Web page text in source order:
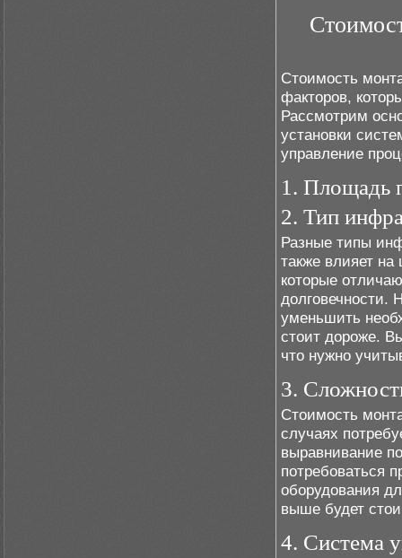
Стоимость
факторов,
Рассмотрим
установки
управление
1. Площадь
2. Тип
Разные типы
также влияет
которые
долговечности.
уменьшить
стоит дороже.
что нужно
3.
Стоимость
случаях
выравнивание
потребоваться
оборудования
выше будет
4. Система